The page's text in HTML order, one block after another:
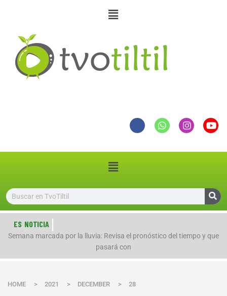
ES NOTICIA
Semana marcada por la lluvia: Revisa el pronóstico del tiempo y que
pasará con
HOME > 2021 > DECEMBER > 28